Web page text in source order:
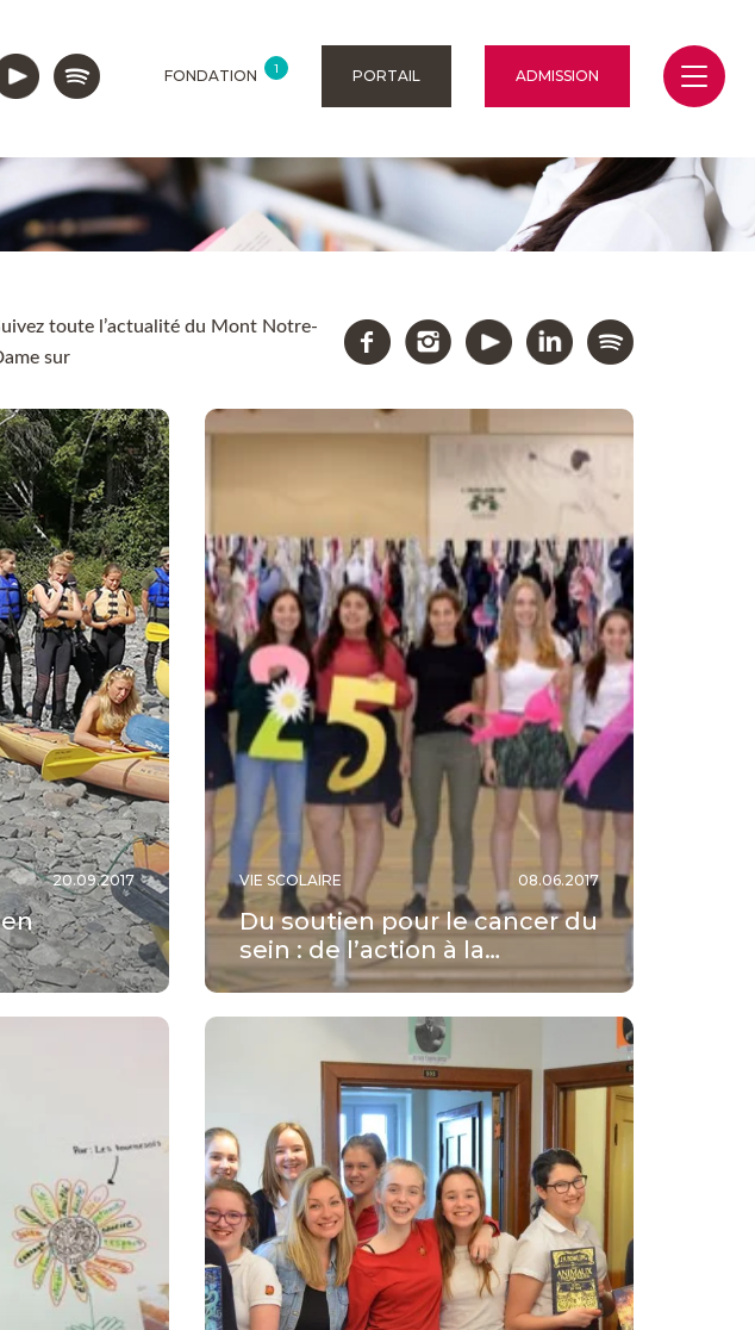
FONDATION 1 PORTAIL ADMISSION
toute l’actualité du Mont Notre-
sur
20.09.2017 VIE SCOLAIRE 08.06.2017
Du soutien pour le cancer du
sein : de l’action à la…